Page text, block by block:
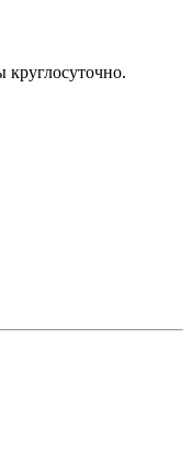
круглосуточно.